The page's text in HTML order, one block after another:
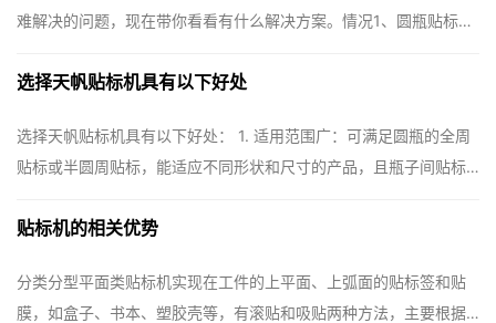
难解决的问题，现在带你看看有什么解决方案。情况1、圆瓶贴标机
是，则只需调节压带的力度。
选择天帆贴标机具有以下好处
选择天帆贴标机具有以下好处： 1. 适用范围广：可满足圆瓶的全周
贴标或半圆周贴标，能适应不同形状和尺寸的产品，且瓶子间贴标
高：标带绕行采用纠偏机构，标带不走偏，贴标部位在 x/y/z 三个
贴标机的相关优势
分类分型平面类贴标机实现在工件的上平面、上弧面的贴标签和贴
膜，如盒子、书本、塑胶壳等，有滚贴和吸贴两种方法，主要根据